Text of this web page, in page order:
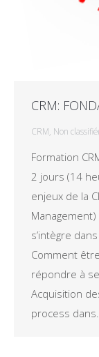
CRM:
CRM, Non
Formation
2 jours (14
enjeux de la
s’intègre
Comment
répondre à
Acquisition
process